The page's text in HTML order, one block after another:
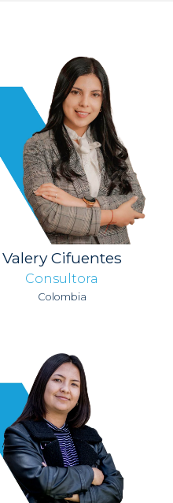
Valery Cifuentes
Consultora
Colombia